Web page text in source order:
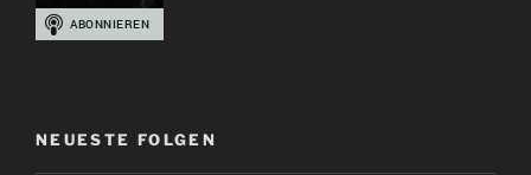
NEUESTE FOLGEN